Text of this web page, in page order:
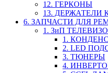
12. ГЕРКОНЫ
13. ДЕРЖАТЕЛИ
6. ЗАПЧАСТИ ДЛЯ
1. ЗиП
1.
2. LED
3. ТЮНЕРЫ
4.